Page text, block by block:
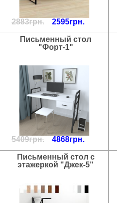
2883грн. 2595грн.
Письменный стол
"Форт-1"
5409грн. 4868грн.
Письменный стол с
этажеркой "Джек-5"